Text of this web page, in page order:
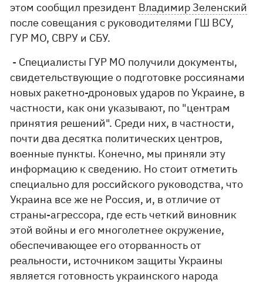
этом сообщил президент Владимир Зеленский
после совещания с руководителями ГШ ВСУ,
ГУР МО, СВРУ и СБУ.
- Специалисты ГУР МО получили документы,
свидетельствующие о подготовке россиянами
новых ракетно-дроновых ударов по Украине, в
частности, как они указывают, по "центрам
принятия решений". Среди них, в частности,
почти два десятка политических центров,
военные пункты. Конечно, мы приняли эту
информацию к сведению. Но стоит отметить
специально для российского руководства, что
Украина все же не Россия, и, в отличие от
страны-агрессора, где есть четкий виновник
этой войны и его многолетнее окружение,
обеспечивающее его оторванность от
реальности, источником защиты Украины
является готовность украинского народа